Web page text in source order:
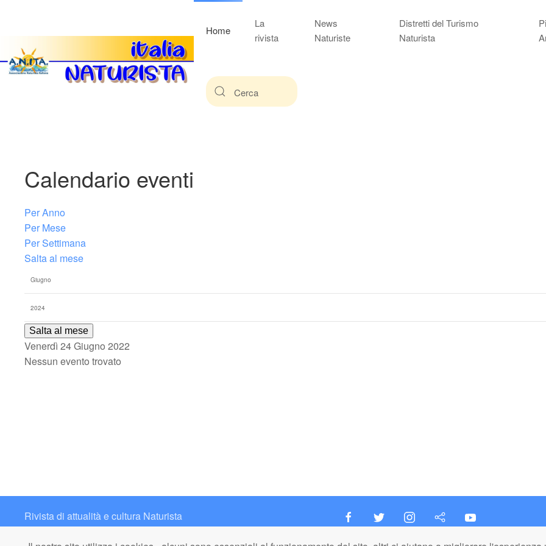
Home
La
rivista
News
Naturiste
Distretti del Turismo
Naturista
Calendario eventi
Per Anno
Per Mese
Per Settimana
Salta al mese
Salta al mese
Venerdì 24 Giugno 2022
Nessun evento trovato
Rivista di attualità e cultura Naturista
Contatto: redazione@italianaturista.it